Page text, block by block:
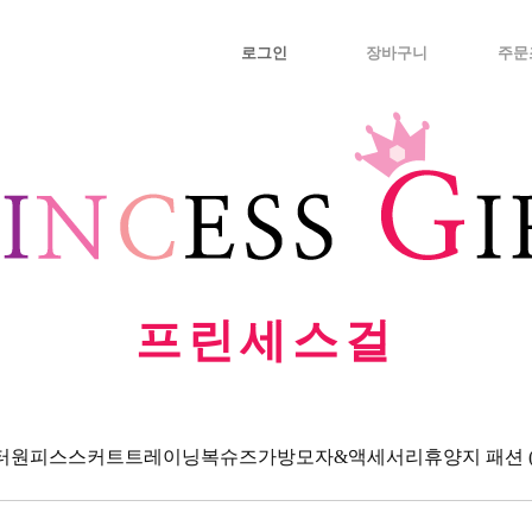
로그인 장바구니 주문
프린세스걸
원피스스커트 트레이닝복슈즈가방모자&액세서리 휴양지 패션